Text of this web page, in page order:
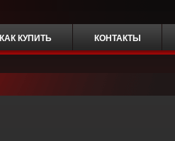
КАК КУПИТЬ КОНТАКТЫ